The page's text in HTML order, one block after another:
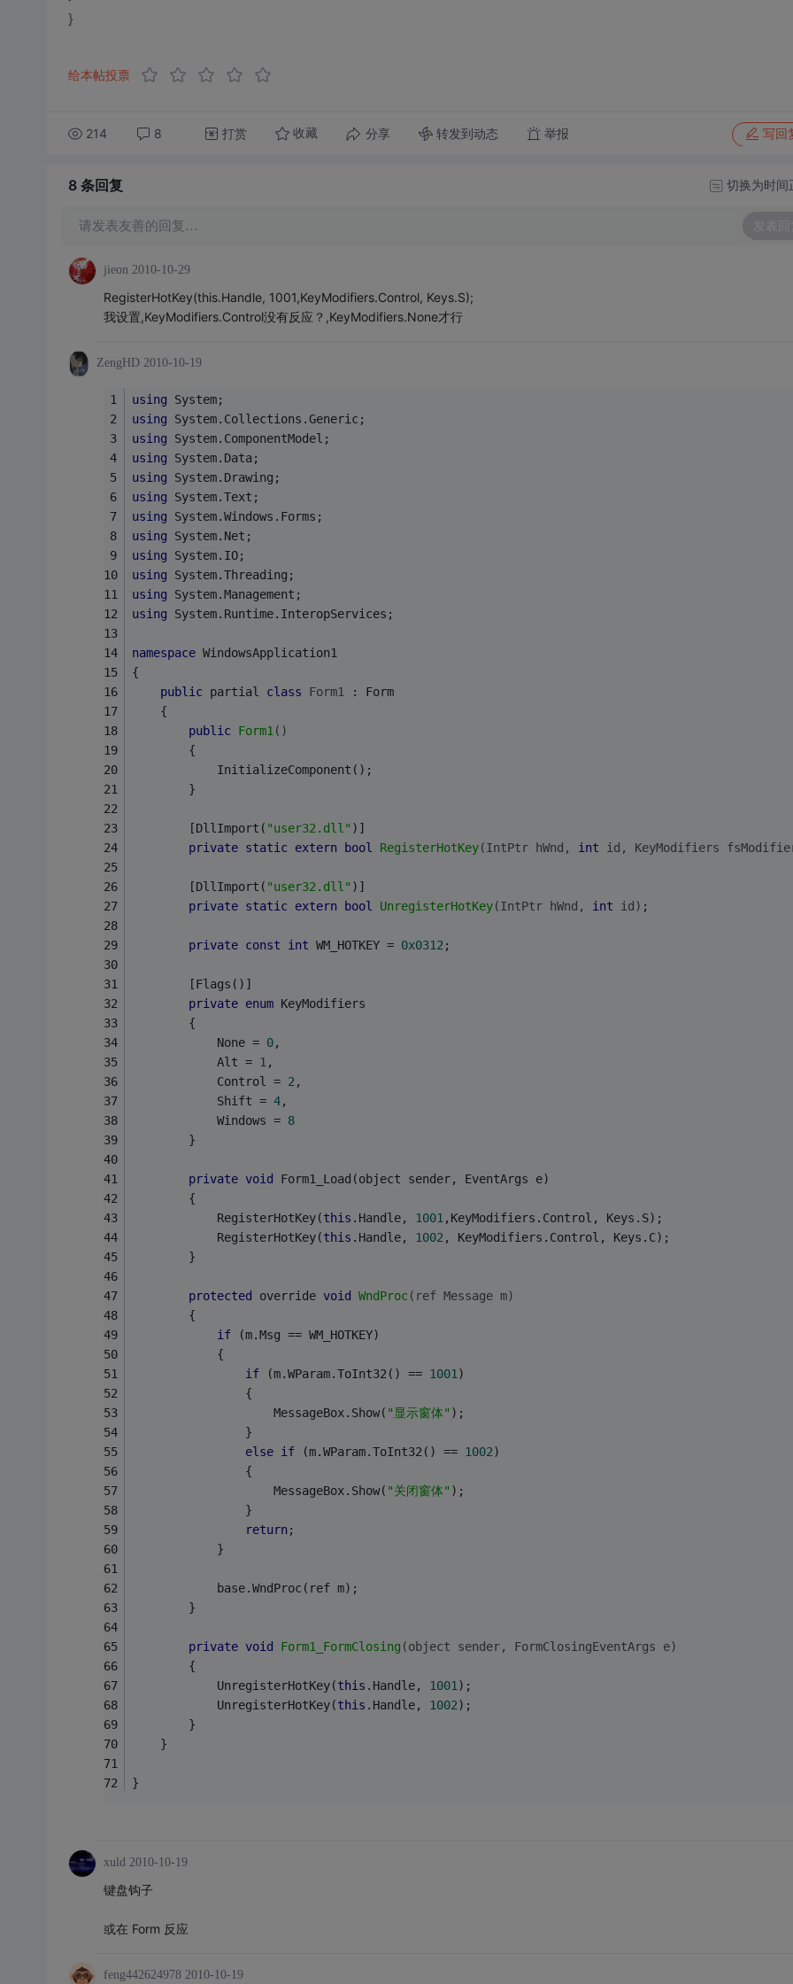
}
给本帖投票
214 8 打赏 收藏 分享 转发到动态 举报 写回
8 条回复 切换为时间
请发表友善的回复… 发表回
jieon 2010-10-29
RegisterHotKey(this.Handle, 1001,KeyModifiers.Control, Keys.S);
我设置,KeyModifiers.Control没有反应？,KeyModifiers.None才行
ZengHD 2010-10-19
using System;
using System.Collections.Generic;
using System.ComponentModel;
using System.Data;
using System.Drawing;
using System.Text;
using System.Windows.Forms;
using System.Net;
using System.IO;
using System.Threading;
using System.Management;
using System.Runtime.InteropServices;
namespace WindowsApplication1
{
public partial class Form1 :
Form
    {
public Form1 ()
        {
            InitializeComponent();
        }
        [DllImport(
"user32.dll" )]
private static extern bool RegisterHotKey(IntPtr hWnd, int id, KeyModifiers
        [DllImport(
"user32.dll" )]
private static extern bool UnregisterHotKey(IntPtr hWnd, int id) ;
private const int WM_HOTKEY = 0x0312 ;
        [Flags()]
private enum KeyModifiers
        {
            None =
0,
            Alt =
1 ,
            Control =
2 ,
            Shift =
4,
            Windows =
8
        }
private void Form1_Load(object sender, EventArgs e)
        {
            RegisterHotKey(
this .Handle, 1001 ,KeyModifiers.Control, Keys.S);
            RegisterHotKey(
this .Handle, 1002 , KeyModifiers.Control, Keys.C);
        }
protected override void WndProc(ref Message m)
        {
if (m.Msg == WM_HOTKEY)
            {
if (m.WParam.ToInt32() == 1001 )
                {
                    MessageBox.Show(
"显示窗体" );
                }
else if (m.WParam.ToInt32() == 1002)
                {
                    MessageBox.Show(
"关闭窗体" );
                }
return;
            }
            base.WndProc(ref m);
        }
private void Form1_FormClosing (object sender, FormClosingEventArgs e)
        {
            UnregisterHotKey(
this .Handle, 1001 );
            UnregisterHotKey(
this .Handle, 1002);
        }
    }
}
xuld 2010-10-19
键盘钩子
或在 Form 反应
feng442624978 2010-10-19